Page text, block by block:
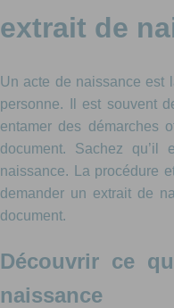
extrait de
Un acte de naissance est
personne. Il est souvent
entamer des démarches
document. Sachez qu’il
naissance. La procédure
demander un extrait de
document.
Découvrir ce
naissance